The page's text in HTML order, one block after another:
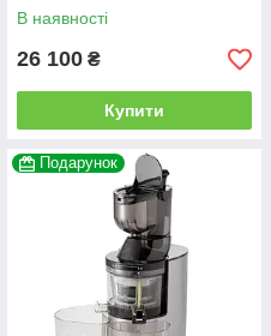
В наявності
26 100 ₴
Купити
Подарунок